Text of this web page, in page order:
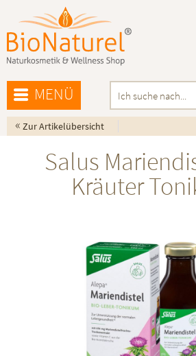
MENÜ
« Zur Artikelübersicht
Salus
Kräuter